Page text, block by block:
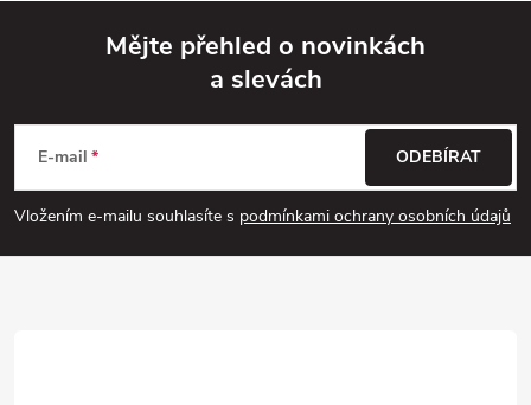
p
Mějte přehled o novinkách
a slevách
E-mail
Vložením e-mailu souhlasíte s podmínkami ochrany osobních údajů
ODEBÍRAT